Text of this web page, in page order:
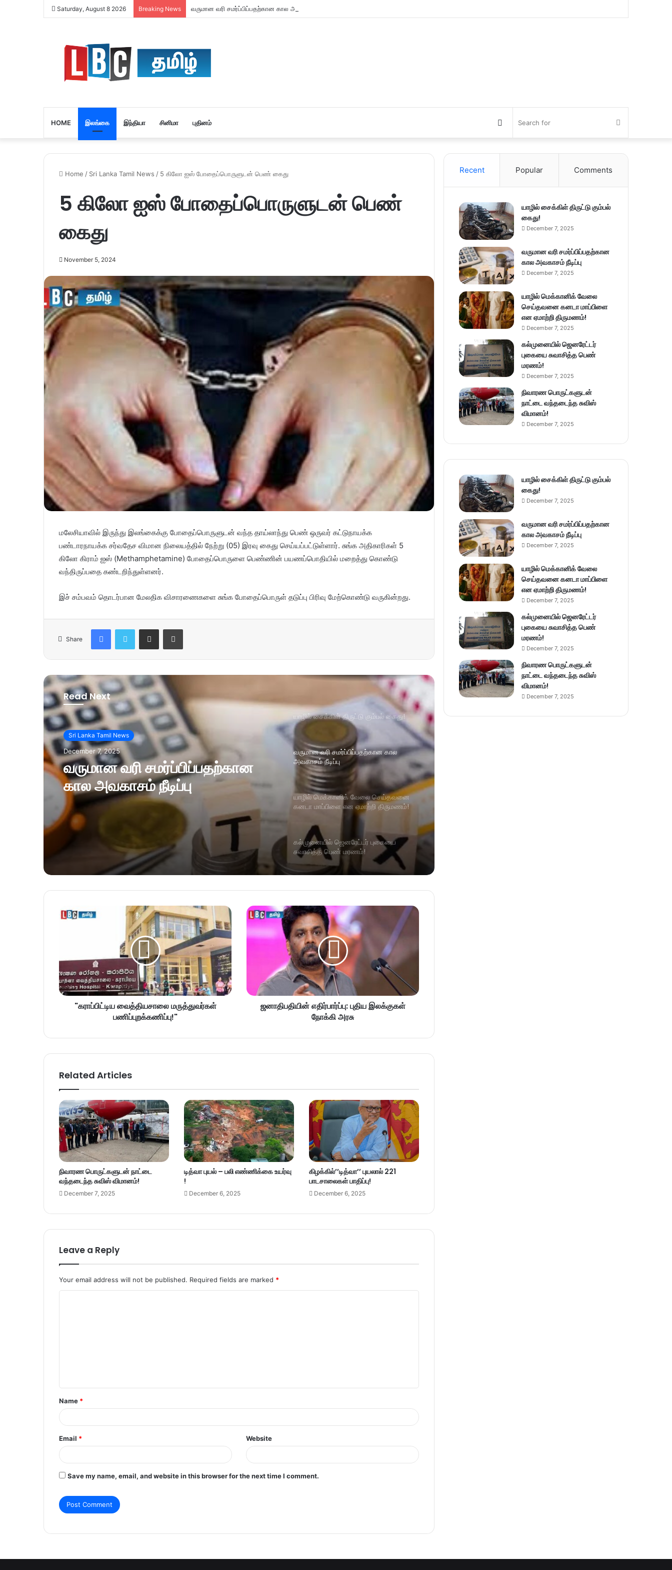
Saturday, August 8 2026 Breaking News வருமான வரி சமர்ப்பிப்பதற்கான கால அவகாசம் நீடிப்பு
HOME இலங்கை இந்தியா சினிமா புதினம்
for
Switch
skin
Home / Sri Lanka Tamil News / 5 கிலோ ஐஸ் போதைப்பொருளுடன் பெண் கைது
5 கிலோ ஐஸ் போதைப்பொருளுடன் பெண்
கைது
November 5, 2024
மலேசியாவில் இருந்து இலங்கைக்கு போதைப்பொருளுடன் வந்த தாய்லாந்து பெண் ஒருவர் கட்டுநாயக்க
பண்டாரநாயக்க சர்வதேச விமான நிலையத்தில் நேற்று (05) இரவு கைது செய்யப்பட்டுள்ளார். சுங்க அதிகாரிகள் 5
கிலோ கிராம் ஐஸ் (Methamphetamine) போதைப்பொருளை பெண்ணின் பயணப்பொதியில் மறைத்து கொண்டு
வந்திருப்பதை கண்டறிந்துள்ளனர்.
இச் சம்பவம் தொடர்பான மேலதிக விசாரணைகளை சுங்க போதைப்பொருள் தடுப்பு பிரிவு மேற்கொண்டு வருகின்றது.
Share
Read Next
Sri Lanka Tamil News
December 7, 2025
வருமான வரி சமர்ப்பிப்பதற்கான
கால அவகாசம் நீடிப்பு
யாழில் சைக்கிள் திருட்டு கும்பல் கைது!
வருமான வரி சமர்ப்பிப்பதற்கான கால
அவகாசம் நீடிப்பு
யாழில் மெக்கானிக் வேலை செய்தவனை
கனடா மாப்பிளை என ஏமாற்றி திருமணம்!
கல்முனையில் ஜெனரேட்டர் புகையை
சுவாசித்த பெண் மரணம்!
"கராப்பிட்டிய வைத்தியசாலை மருத்துவர்கள்
பணிப்புறக்கணிப்பு!"
ஜனாதிபதியின் எதிர்பார்ப்பு: புதிய இலக்குகள்
நோக்கி அரசு
Related Articles
நிவாரண பொருட்களுடன் நாட்டை
வந்தடைந்த சுவிஸ் விமானம்!
December 7, 2025
டித்வா புயல் – பலி எண்ணிக்கை உயர்வு
!
December 6, 2025
கிழக்கில்’’டித்வா’’ புயலால் 221
பாடசாலைகள் பாதிப்பு!
December 6, 2025
Leave a Reply
Your email address will not be published. Required fields are marked *
t
*
Name *
Email * Website
Save my name, email, and website in this browser for the next time I comment.
Recent Popular Comments
யாழில் சைக்கிள் திருட்டு கும்பல்
கைது!
December 7, 2025
வருமான வரி சமர்ப்பிப்பதற்கான
கால அவகாசம் நீடிப்பு
December 7, 2025
யாழில் மெக்கானிக் வேலை
செய்தவனை கனடா மாப்பிளை
என ஏமாற்றி திருமணம்!
December 7, 2025
கல்முனையில் ஜெனரேட்டர்
புகையை சுவாசித்த பெண்
மரணம்!
December 7, 2025
நிவாரண பொருட்களுடன்
நாட்டை வந்தடைந்த சுவிஸ்
விமானம்!
December 7, 2025
யாழில் சைக்கிள் திருட்டு கும்பல்
கைது!
December 7, 2025
வருமான வரி சமர்ப்பிப்பதற்கான
கால அவகாசம் நீடிப்பு
December 7, 2025
யாழில் மெக்கானிக் வேலை
செய்தவனை கனடா மாப்பிளை
என ஏமாற்றி திருமணம்!
December 7, 2025
கல்முனையில் ஜெனரேட்டர்
புகையை சுவாசித்த பெண்
மரணம்!
December 7, 2025
நிவாரண பொருட்களுடன்
நாட்டை வந்தடைந்த சுவிஸ்
விமானம்!
December 7, 2025